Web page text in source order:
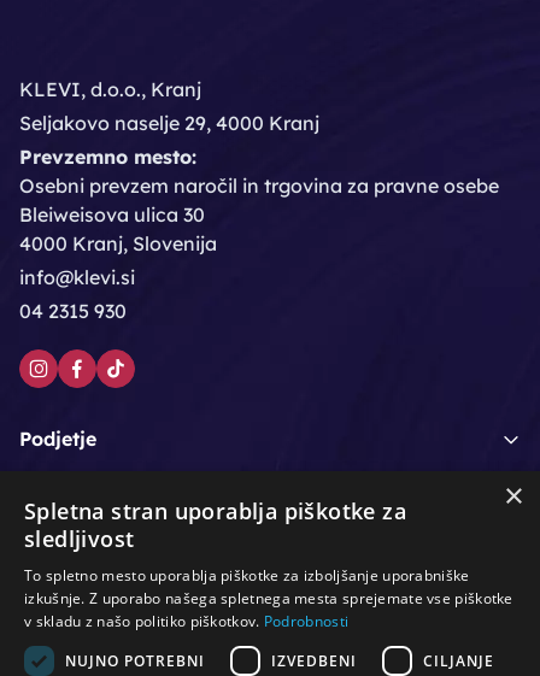
KLEVI, d.o.o., Kranj
Seljakovo naselje 29, 4000 Kranj
Prevzemno mesto:
Osebni prevzem naročil in trgovina za pravne osebe
Bleiweisova ulica 30
4000 Kranj, Slovenija
info@klevi.si
04 2315 930
Podjetje
Moj račun
Podpora strankam
Lasje & nega las / Roke & nohti / Orodje - kozmetično /
×
Spletna stran uporablja piškotke za
sledljivost
To spletno mesto uporablja piškotke za izboljšanje uporabniške
izkušnje. Z uporabo našega spletnega mesta sprejemate vse piškotke
v skladu z našo politiko piškotkov. Podrobnosti
NUJNO POTREBNI
IZVEDBENI CILJANJE